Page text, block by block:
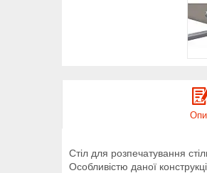
Стіл для розпечатування
Особливістю даної